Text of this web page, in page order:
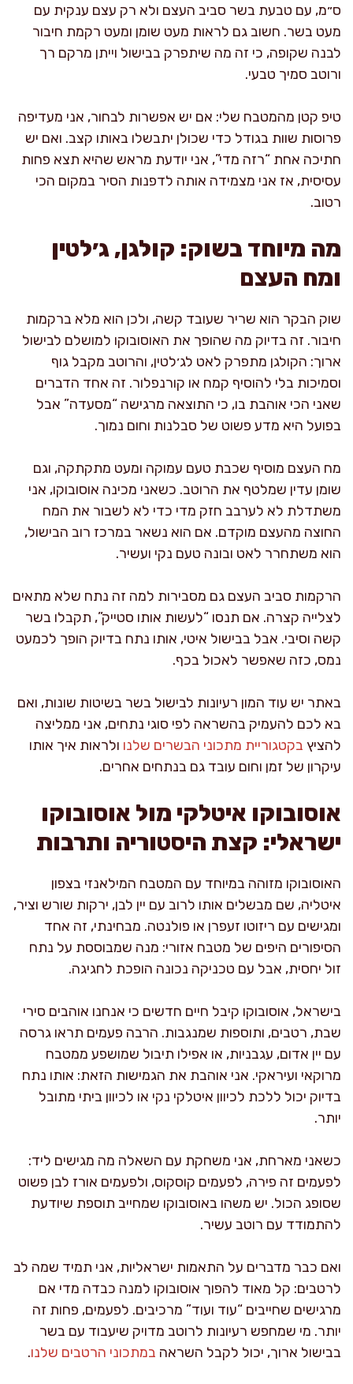
ס״מ, עם טבעת בשר סביב העצם ולא רק עצם ענקית עם
מעט בשר. חשוב גם לראות מעט שומן ומעט רקמת חיבור
לבנה שקופה, כי זה מה שיתפרק בבישול וייתן מרקם רך
ורוטב סמיך טבעי.
טיפ קטן מהמטבח שלי: אם יש אפשרות לבחור, אני מעדיפה
פרוסות שוות בגודל כדי שכולן יתבשלו באותו קצב. ואם יש
חתיכה אחת “רזה מדי”, אני יודעת מראש שהיא תצא פחות
עסיסית, אז אני מצמידה אותה לדפנות הסיר במקום הכי
רטוב.
מה מיוחד בשוק: קולגן, ג׳לטין
ומח העצם
שוק הבקר הוא שריר שעובד קשה, ולכן הוא מלא ברקמות
חיבור. זה בדיוק מה שהופך את האוסובוקו למושלם לבישול
ארוך: הקולגן מתפרק לאט לג׳לטין, והרוטב מקבל גוף
וסמיכות בלי להוסיף קמח או קורנפלור. זה אחד הדברים
שאני הכי אוהבת בו, כי התוצאה מרגישה “מסעדה” אבל
בפועל היא מדע פשוט של סבלנות וחום נמוך.
מח העצם מוסיף שכבת טעם עמוקה ומעט מתקתקה, וגם
שומן עדין שמלטף את הרוטב. כשאני מכינה אוסובוקו, אני
משתדלת לא לערבב חזק מדי כדי לא לשבור את המח
החוצה מהעצם מוקדם. אם הוא נשאר במרכז רוב הבישול,
הוא משתחרר לאט ובונה טעם נקי ועשיר.
הרקמות סביב העצם גם מסבירות למה זה נתח שלא מתאים
לצלייה קצרה. אם תנסו “לעשות אותו סטייק”, תקבלו בשר
קשה וסיבי. אבל בבישול איטי, אותו נתח בדיוק הופך לכמעט
נמס, כזה שאפשר לאכול בכף.
באתר יש עוד המון רעיונות לבישול בשר בשיטות שונות, ואם
בא לכם להעמיק בהשראה לפי סוגי נתחים, אני ממליצה
להציץ בקטגוריית מתכוני הבשרים שלנו ולראות איך אותו
עיקרון של זמן וחום עובד גם בנתחים אחרים.
אוסובוקו איטלקי מול אוסובוקו
ישראלי: קצת היסטוריה ותרבות
האוסובוקו מזוהה במיוחד עם המטבח המילאנזי בצפון
איטליה, שם מבשלים אותו לרוב עם יין לבן, ירקות שורש וציר,
ומגישים עם ריזוטו זעפרן או פולנטה. מבחינתי, זה אחד
הסיפורים היפים של מטבח אזורי: מנה שמבוססת על נתח
זול יחסית, אבל עם טכניקה נכונה הופכת לחגיגה.
בישראל, אוסובוקו קיבל חיים חדשים כי אנחנו אוהבים סירי
שבת, רטבים, ותוספות שמנגבות. הרבה פעמים תראו גרסה
עם יין אדום, עגבניות, או אפילו תיבול שמושפע ממטבח
מרוקאי ועיראקי. אני אוהבת את הגמישות הזאת: אותו נתח
בדיוק יכול ללכת לכיוון איטלקי נקי או לכיוון ביתי מתובל
יותר.
כשאני מארחת, אני משחקת עם השאלה מה מגישים ליד:
לפעמים זה פירה, לפעמים קוסקוס, ולפעמים אורז לבן פשוט
שסופג הכול. יש משהו באוסובוקו שמחייב תוספת שיודעת
להתמודד עם רוטב עשיר.
ואם כבר מדברים על התאמות ישראליות, אני תמיד שמה לב
לרטבים: קל מאוד להפוך אוסובוקו למנה כבדה מדי אם
מרגישים שחייבים “עוד ועוד” מרכיבים. לפעמים, פחות זה
יותר. מי שמחפש רעיונות לרוטב מדויק שיעבוד עם בשר
בבישול ארוך, יכול לקבל השראה במתכוני הרטבים שלנו.